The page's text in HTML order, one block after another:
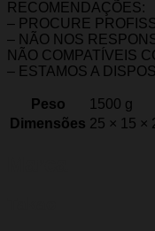
RECOMENDAÇÕES:
– PROCURE
– NÃO NOS
NÃO COMPATÍVEIS
– ESTAMOS A
Peso
1500 g
Dimensões 25 × 15 ×